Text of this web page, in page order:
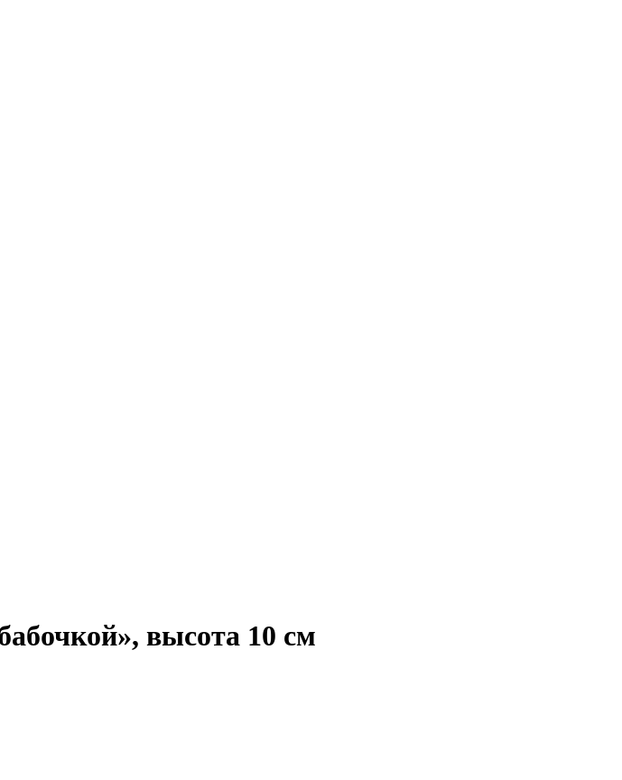
высота 10 см